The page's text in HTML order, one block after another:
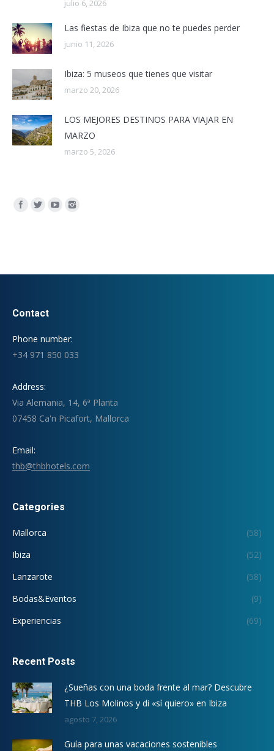
julio 6, 2026
Las fiestas de Ibiza que no te puedes perder
junio 11, 2026
Ibiza: 5 museos que tienes que visitar
marzo 20, 2026
LOS MEJORES DESTINOS PARA VIAJAR EN
MARZO
marzo 5, 2026
Encuéntranos en:
Contact
Phone number:
+34 971 850 033
Address:
Via Alemania, 14, 6ª Planta
07458 Ca'n Picafort, Mallorca
Email:
thb@thbhotels.com
Categories
Mallorca
(58)
Ibiza
(52)
Lanzarote
(58)
Bodas&Eventos
(9)
Experiencias
(69)
Recent Posts
¿Sueñas con una boda frente al mar? Descubre
THB Los Molinos y di «sí quiero» en Ibiza
agosto 7, 2026
Guía para unas vacaciones sostenibles